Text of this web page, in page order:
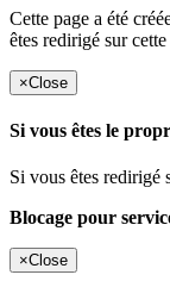
Cette page a été
êtes redirigé sur
×Close
Si vous êtes le
Si vous êtes redirigé
Blocage pour
×Close